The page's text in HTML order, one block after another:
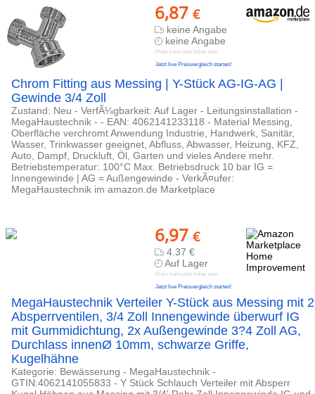
6,87 €
keine Angabe
keine Angabe
Preis kann jetzt höher sein
Jetzt live Preisvergleich starten!
Chrom Fitting aus Messing | Y-Stück AG-IG-AG |
Gewinde 3/4 Zoll
Zustand: Neu - VerfÃ¼gbarkeit: Auf Lager - Leitungsinstallation -
MegaHaustechnik - - EAN: 4062141233118 - Material Messing,
Oberfläche verchromt Anwendung Industrie, Handwerk, Sanitär,
Wasser, Trinkwasser geeignet, Abfluss, Abwasser, Heizung, KFZ,
Auto, Dampf, Druckluft, Öl, Garten und vieles Andere mehr.
Betriebstemperatur: 100°C Max. Betriebsdruck 10 bar IG =
Innengewinde | AG = Außengewinde - VerkÃ¤ufer:
MegaHaustechnik im amazon.de Marketplace
6,97 €
4.37 €
Auf Lager
Preis kann jetzt höher sein
Jetzt live Preisvergleich starten!
MegaHaustechnik Verteiler Y-Stück aus Messing mit 2
Absperrventilen, 3/4 Zoll Innengewinde überwurf IG
mit Gummidichtung, 2x Außengewinde 3?4 Zoll AG,
Durchlass innenØ 10mm, schwarze Griffe,
Kugelhähne
Kategorie: Bewässerung - MegaHaustechnik -
GTIN:4062141055833 - Y Stück Schlauch Verteiler mit Absperr